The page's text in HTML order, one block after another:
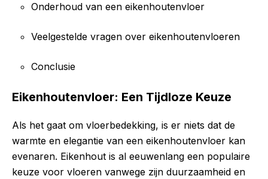
Onderhoud van een eikenhoutenvloer
Veelgestelde vragen over eikenhoutenvloeren
Conclusie
Eikenhoutenvloer: Een Tijdloze Keuze
Als het gaat om vloerbedekking, is er niets dat de
warmte en elegantie van een eikenhoutenvloer kan
evenaren. Eikenhout is al eeuwenlang een populaire
keuze voor vloeren vanwege zijn duurzaamheid en